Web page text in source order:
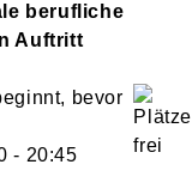
berufliche
Auftritt
bevor
- 20:45